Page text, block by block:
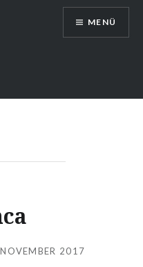
MENÜ
2017